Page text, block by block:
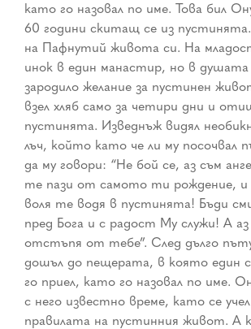
като го назовал по име. Това бил
60 години скитащ се из пустинята.
на Пафнутий живота си. На
инок в един манастир, но в душата
зародило желание за пустинен
взел хляб само за четири дни и
пустинята. Изведнъж видял
лъч, който като че ли му посочвал
да му говори: “Не бой се, аз съм
те пази от самото ти рождение,
воля те водя в пустинята! Бъди
пред Бога и с радост Му служи! А
отстъпя от тебе”. След дълго
дошъл до пещерата, в която един
го приел, като го назовал по име.
с него известно време, като се
правилата на пустинния живот. А